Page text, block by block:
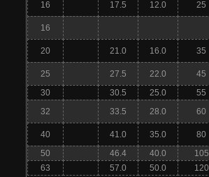
16 17.5 12.0 25
16
20 21.0 16.0 35
25 27.5 22.0 45
30 30.5 25.0 55
32 33.5 28.0 60
40 41.0 35.0 80
50
46.4 40.0 105
63
57.0 50.0 120